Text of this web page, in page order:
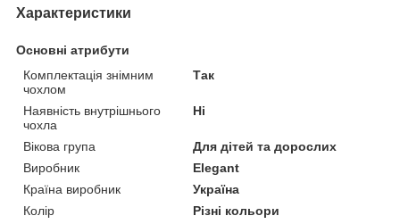
Характеристики
Основні атрибути
Комплектація знімним
чохлом
Так
Наявність внутрішнього
чохла
Ні
Вікова група
Для дітей та дорослих
Виробник
Elegant
Країна виробник
Україна
Колір
Різні кольори